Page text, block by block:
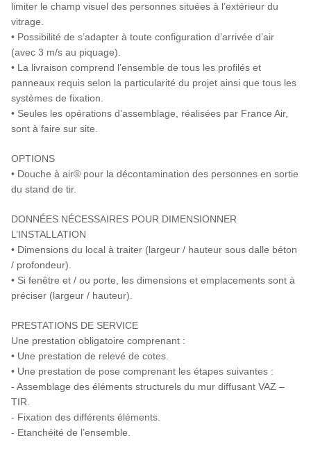
limiter le champ visuel des personnes situées à l’extérieur du
vitrage.
• Possibilité de s’adapter à toute configuration d’arrivée d’air
(avec 3 m/s au piquage).
• La livraison comprend l’ensemble de tous les profilés et
panneaux requis selon la particularité du projet ainsi que tous les
systèmes de fixation.
• Seules les opérations d’assemblage, réalisées par France Air,
sont à faire sur site.
OPTIONS
• Douche à air® pour la décontamination des personnes en sortie
du stand de tir.
DONNÉES NÉCESSAIRES POUR DIMENSIONNER
L’INSTALLATION
• Dimensions du local à traiter (largeur / hauteur sous dalle béton
/ profondeur).
• Si fenêtre et / ou porte, les dimensions et emplacements sont à
préciser (largeur / hauteur).
PRESTATIONS DE SERVICE
Une prestation obligatoire comprenant :
• Une prestation de relevé de cotes.
• Une prestation de pose comprenant les étapes suivantes :
- Assemblage des éléments structurels du mur diffusant VAZ –
TIR.
- Fixation des différents éléments.
- Etanchéité de l’ensemble.